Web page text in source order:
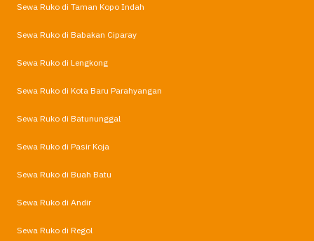
Sewa Ruko di Taman Kopo Indah
Sewa Ruko di Babakan Ciparay
Sewa Ruko di Lengkong
Sewa Ruko di Kota Baru Parahyangan
Sewa Ruko di Batununggal
Sewa Ruko di Pasir Koja
Sewa Ruko di Buah Batu
Sewa Ruko di Andir
Sewa Ruko di Regol